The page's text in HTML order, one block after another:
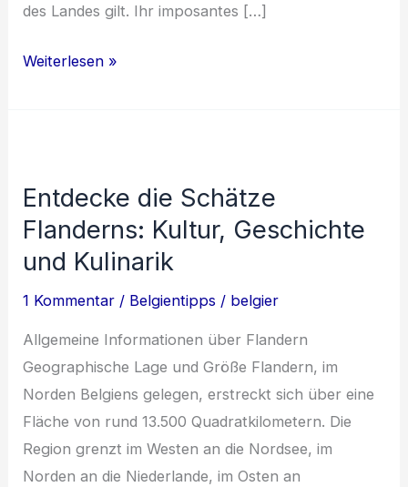
d‬es Landes gilt. I‬hr imposantes […]
Die
im
Laufe
Weiterlesen »
Entdecke die Schätze
Flanderns: Kultur, Geschichte
und Kulinarik
1 Kommentar / Belgientipps / belgier
Allgemeine Informationen über Flandern
Geographische Lage und Größe Flandern, im
Norden Belgiens gelegen, erstreckt sich über eine
Fläche von rund 13.500 Quadratkilometern. Die
Region grenzt im Westen an die Nordsee, im
Norden an die Niederlande, im Osten an